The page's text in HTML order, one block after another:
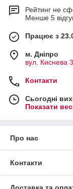
Рейтинг не
Менше 5
Працює з
м. Дніпро
вул. Киснева
Контакти
Сьогодні
Показати
Про нас
Контакти
Доставка та